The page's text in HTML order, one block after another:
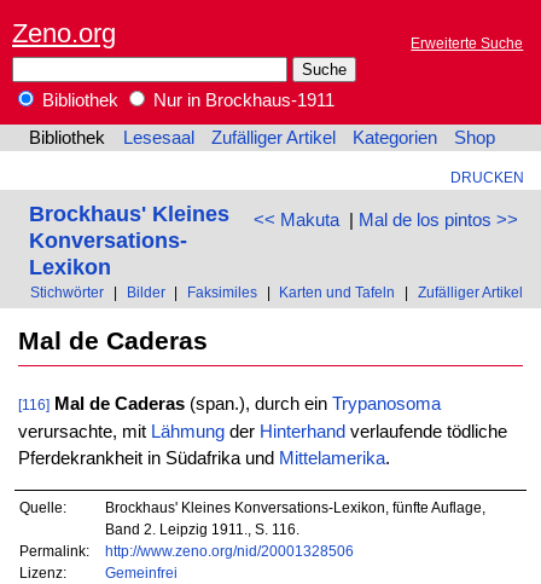
Zeno.org Erweiterte Suche
Bibliothek
Nur in Brockhaus-1911
Bibliothek
Lesesaal Zufälliger Artikel Kategorien Shop
DRUCKEN
<< Makuta| Mal de los pintos >>
Brockhaus' Kleines
Konversations-
Lexikon
Stichwörter Bilder Faksimiles Karten und Tafeln Zufälliger Artikel
Mal de Caderas
[116] Mal de Caderas(span.), durch ein Trypanosoma
verursachte, mit Lähmungder Hinterhand verlaufende tödliche
Pferdekrankheit in Südafrika und Mittelamerika.
Quelle:
Brockhaus' Kleines Konversations-Lexikon, fünfte Auflage,
Band 2. Leipzig 1911., S. 116.
Permalink:
http://www.zeno.org/nid/20001328506
Lizenz:
Gemeinfrei